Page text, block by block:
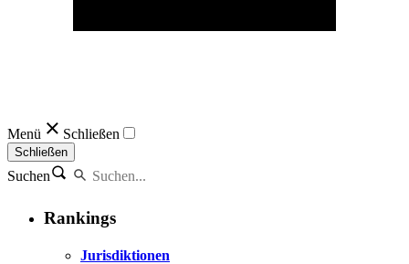
Menü Schließen
Schließen
Suchen
Rankings
Jurisdiktionen